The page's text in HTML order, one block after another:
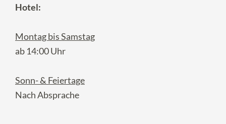
Hotel:
Montag bis Samstag
ab 14:00 Uhr
Sonn- & Feiertage
Nach Absprache